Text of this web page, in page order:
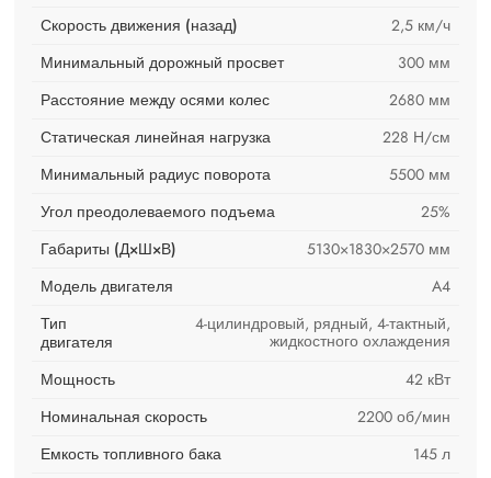
Скорость движения (назад)
2,5 км/ч
Минимальный дорожный просвет
300 мм
Расстояние между осями колес
2680 мм
Статическая линейная нагрузка
228 Н/см
Минимальный радиус поворота
5500 мм
Угол преодолеваемого подъема
25%
Габариты (Д×Ш×В)
5130×1830×2570 мм
Модель двигателя
A4
Тип
двигателя
4-цилиндровый, рядный, 4-тактный,
жидкостного охлаждения
Мощность
42 кВт
Номинальная скорость
2200 об/мин
Емкость топливного бака
145 л